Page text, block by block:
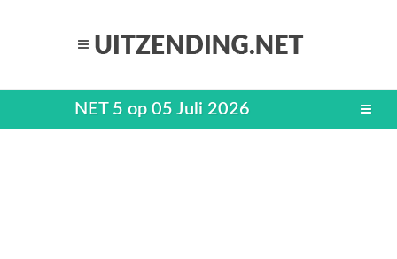
NET 5 op 05 Juli 2026